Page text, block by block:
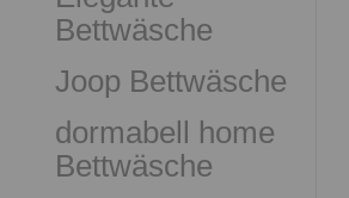
Bettwäsche
Joop Bettwäsche
dormabell home
Bettwäsche